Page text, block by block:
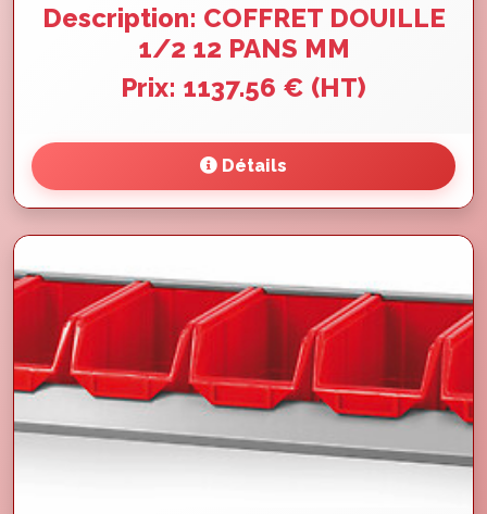
Description: COFFRET DOUILLE
1/2 12 PANS MM
Prix: 1137.56 € (HT)
Détails